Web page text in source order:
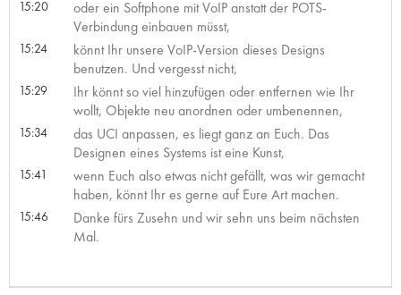
15:20
oder ein Softphone mit VoIP anstatt der POTS-
Verbindung einbauen müsst,
15:24
könnt Ihr unsere VoIP-Version dieses Designs
benutzen. Und vergesst nicht,
15:29
Ihr könnt so viel hinzufügen oder entfernen wie Ihr
wollt, Objekte neu anordnen oder umbenennen,
15:34
das UCI anpassen, es liegt ganz an Euch. Das
Designen eines Systems ist eine Kunst,
15:41
wenn Euch also etwas nicht gefällt, was wir gemacht
haben, könnt Ihr es gerne auf Eure Art machen.
15:46
Danke fürs Zusehn und wir sehn uns beim nächsten
Mal.